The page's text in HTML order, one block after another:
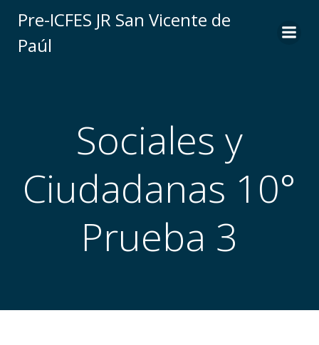
al
Pre-ICFES JR San Vicente de
Paúl
Sociales y
Ciudadanas 10°
Prueba 3